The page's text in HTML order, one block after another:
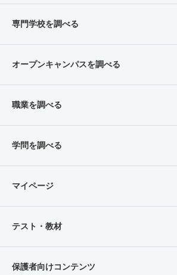
専門学校を調べる
オープンキャンパスを調べる
職業を調べる
学問を調べる
マイページ
テスト・教材
保護者向けコンテンツ